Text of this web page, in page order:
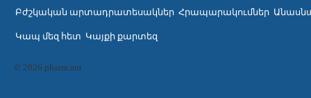
Բժշկական արտադրատեսակներ Հրապարակումներ
Կապ մեզ հետ Կայքի քարտեզ
© 2026 pharm.am